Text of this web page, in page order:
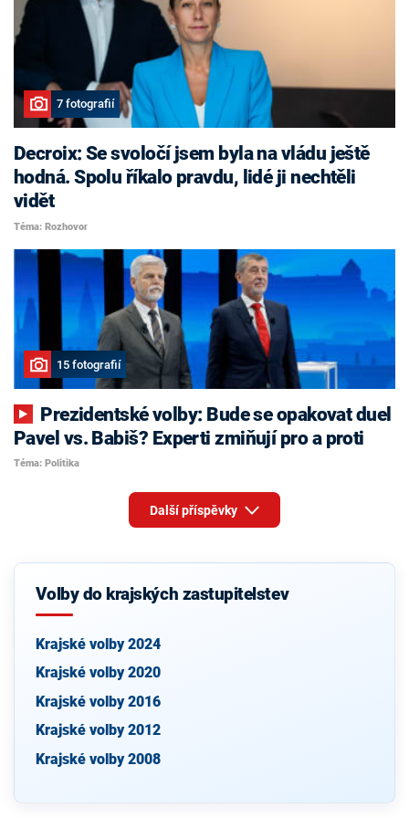
7 fotografií
Decroix: Se svoločí jsem byla na vládu ještě
hodná. Spolu říkalo pravdu, lidé ji nechtěli
vidět
Téma: Rozhovor
15 fotografií
Pavel vs. Babiš? Experti zmiňují pro a proti
Téma: Politika
Další příspěvky
Volby do krajských zastupitelstev
Krajské volby 2024
Krajské volby 2020
Krajské volby 2016
Krajské volby 2012
Krajské volby 2008